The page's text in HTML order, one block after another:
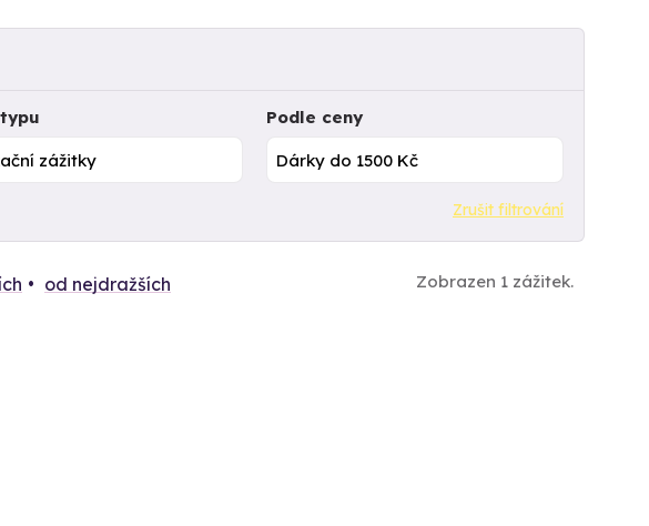
Podle ceny
Zrušit filtrování
od nejdražších Zobrazen 1 zážitek.